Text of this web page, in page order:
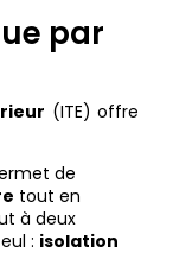
par
(ITE) offre
de
tout en
à deux
: isolation